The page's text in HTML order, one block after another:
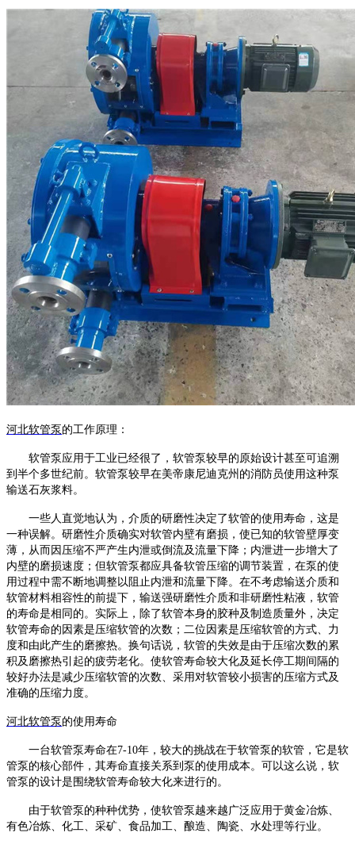
河北软管泵 的工作原理 ：
软管泵 应用于工业已经很了， 软管泵较早的原始设计甚至可追溯
到半个多世纪前。 软管泵较早在美帝康尼迪克州的消防员使用这种泵
输送石灰浆料。
一些人直觉地认为，介质的研磨性决定了软管的使用寿命，这是
一种误解。研磨性介质确实对软管内壁有磨损，使已知的软管壁厚变
薄，从而因压缩不严产生内泄或倒流及流量下降；内泄进一步增大了
内壁的磨损速度；但软管泵都应具备软管压缩的调节装置，在泵的使
用过程中需不断地调整以阻止内泄和流量下降。在不考虑输送介质和
软管材料相容性的前提下，输送强研磨性介质和非研磨性粘液，软管
的寿命是相同的。实际上，除了软管本身的胶种及制造质量外，决定
软管寿命的因素是压缩软管的次数；二位因素是压缩软管的方式、力
度和由此产生的磨擦热。换句话说，软管的失效是由于压缩次数的累
积及磨擦热引起的疲劳老化。使软管寿命较大化及延长停工期间隔的
较好办法是减少压缩软管的次数、采用对软管较小损害的压缩方式及
准确的压缩力度。
河北软管泵 的使用寿命
一台软管泵寿命在7-10年，较大的挑战在于软管泵 的软管，它是软
管泵 的核心部件，其寿命直接关系到泵的使用成本。可以这么说， 软
管泵 的设计是围绕软管寿命较大化来进行的。
由于软管泵 的种种优势，使软管泵 越来越广泛应用于黄金冶炼、
有色冶炼、化工、采矿、食品加工、酿造、陶瓷、水处理等行业。